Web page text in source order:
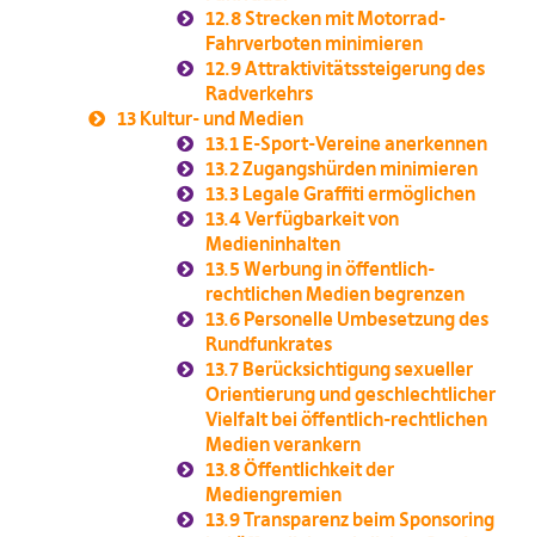
12.8Strecken mit Motorrad-
Fahrverboten minimieren
12.9Attraktivitätssteigerung des
Radverkehrs
13 Kultur- und Medien
13.1 E-Sport-Vereine anerkennen
13.2Zugangshürden minimieren
13.3 Legale Graffiti ermöglichen
13.4Verfügbarkeit von
Medieninhalten
13.5 Werbung in öffentlich-
rechtlichen Medien begrenzen
13.6 Personelle Umbesetzung des
Rundfunkrates
13.7 Berücksichtigung sexueller
Orientierung und geschlechtlicher
Vielfalt bei öffentlich-rechtlichen
Medien verankern
13.8Öffentlichkeit der
Mediengremien
13.9Transparenz beim Sponsoring